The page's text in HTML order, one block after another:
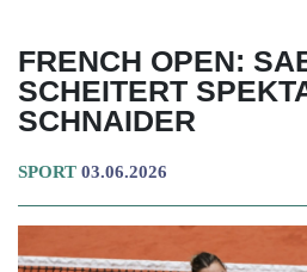
FRENCH OPEN:
SCHEITERT
SCHNAIDER
SPORT 03.06.2026